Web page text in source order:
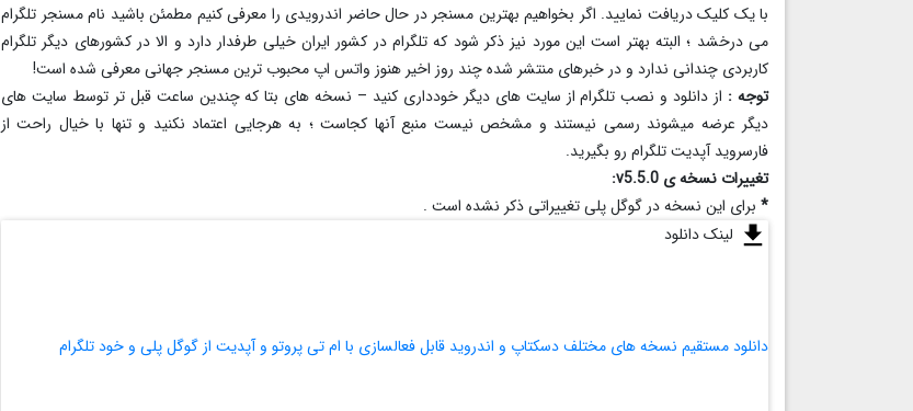
با یک کلیک دریافت نمایید. اگر بخواهیم بهترین مسنجر در حال حاضر اندرویدی را معرفی کنیم مطمئن باشید نام مسنجر تلگرام
می درخشد ؛ البته بهتر است این مورد نیز ذکر شود که تلگرام در کشور ایران خیلی طرفدار دارد و الا در کشورهای دیگر تلگرام
کاربردی چندانی ندارد و در خبرهای منتشر شده چند روز اخیر هنوز واتس اپ محبوب ترین مسنجر جهانی معرفی شده است!
توجه : از دانلود و نصب تلگرام از سایت های دیگر خودداری کنید – نسخه های بتا که چندین ساعت قبل تر توسط سایت های
دیگر عرضه میشوند رسمی نیستند و مشخص نیست منبع آنها کجاست ؛ به هرجایی اعتماد نکنید و تنها با خیال راحت از
فارسروید آپدیت تلگرام رو بگیرید.
تغییرات نسخه ی v5.5.0
:
* برای این نسخه در گوگل پلی تغییراتی ذکر نشده است .
لینک دانلود
دانلود مستقیم نسخه های مختلف دسکتاپ و اندروید قابل فعالسازی با ام تی پروتو و آپدیت از گوگل پلی و خود تلگرام